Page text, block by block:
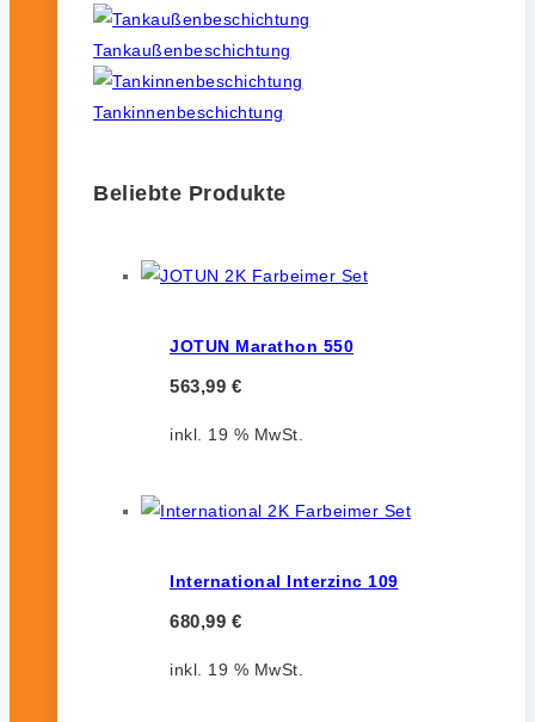
Tankaußenbeschichtung
Tankinnenbeschichtung
Beliebte Produkte
JOTUN Marathon 550
563,99 €
inkl. 19 % MwSt.
International Interzinc 109
680,99 €
inkl. 19 % MwSt.